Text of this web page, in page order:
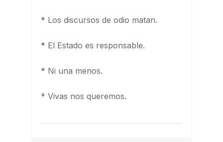
* Los discursos de odio matan.
* El Estado es responsable.
* Ni una menos.
* Vivas nos queremos.